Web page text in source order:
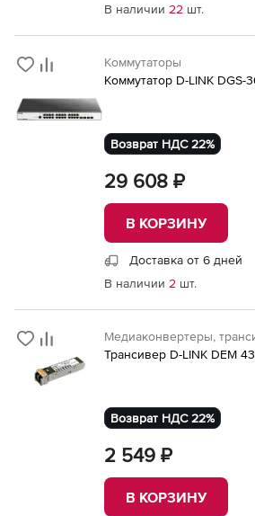
В наличии 22 шт.
Коммутаторы
Коммутатор D-LINK DGS-
Возврат НДС 22%
29 608 ₽
В КОРЗИНУ
Доставка от 6 дней
В наличии 2 шт.
Медиаконвертеры,
Трансивер D-LINK DEM
Возврат НДС 22%
2 549 ₽
В КОРЗИНУ